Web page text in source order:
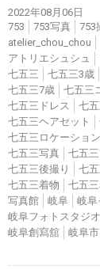
2022年08月06日
753
753写真
753
atelier_chou_chou
アトリエシュシュ
七五三
七五三3歳
七五三7歳
七五三
七五三ドレス
七
七五三ヘアセット
七五三ロケーショ
七五三写真
七五
七五三後撮り
七
七五三着物
七五
写真館
岐阜
岐阜
岐阜フォトスタジオ
岐阜創寫舘
岐阜市